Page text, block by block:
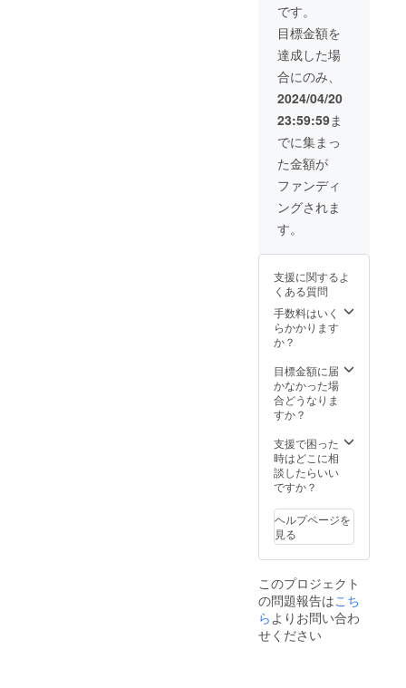
試供品
の発
送、イ
ベント
の告知
や招待
なども
できれ
ばと思
いま
す。
シーク
レット
https://
project.
stores.j
p/
成、販
売 ⑤商
品の製
品制作
後に、
夢プロ
ジェク
トの商
品を支
援者が
販売出
来る権
利 ⑥商
サーと
社名ま
たは名
前の記
載 この
6点を考
ります
が起業
後、支
援者様
タクト
をとり
試供品
の発
ベント
の告知
や招待
なども
ばと思
いま
す。
シーク
レット
です。
目標金額を
達成した場
合にのみ、
2024/04/20
23:59:59ま
でに集まっ
た金額が
ファンディ
ングされま
す。
支援に関するよ
くある質問
手数料はいく
らかかります
か？
目標金額に届
かなかった場
合どうなりま
すか？
支援で困った
時はどこに相
談したらいい
ですか？
ヘルプページを
見る
このプロジェクト
の問題報告はこち
ら よりお問い合わ
せください